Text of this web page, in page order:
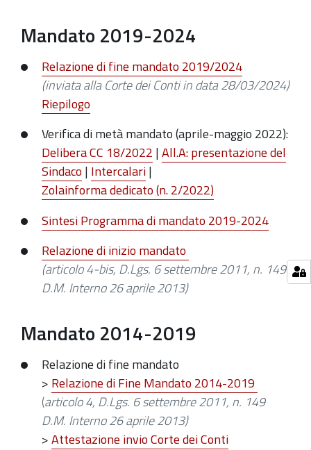
Mandato 2019-2024
Relazione di fine mandato 2019/2024
(inviata alla Corte dei Conti in data 28/03/2024)
Riepilogo
Verifica di metà mandato (aprile-maggio 2022):
Delibera CC 18/2022 |All.A: presentazione del
Sindaco | Intercalari|
Zolainforma dedicato (n. 2/2022)
Sintesi Programma di mandato 2019-2024
Relazione di inizio mandato
(articolo 4-bis, D.Lgs. 6 settembre 2011, n. 149
D.M. Interno 26 aprile 2013)
Mandato 2014-2019
Relazione di fine mandato
> Relazione di Fine Mandato 2014-2019
(articolo 4, D.Lgs. 6 settembre 2011, n. 149
D.M. Interno 26 aprile 2013)
>Attestazione invio Corte dei Conti